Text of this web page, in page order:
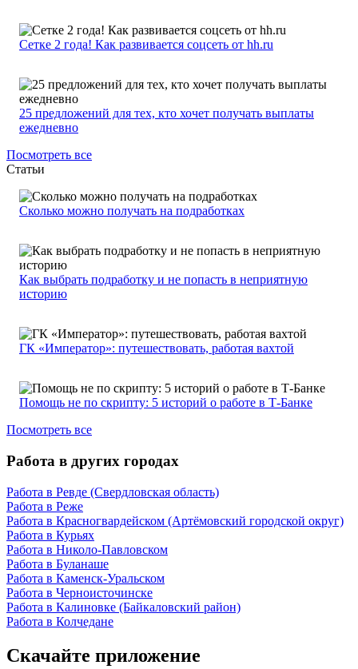
Сетке 2 года! Как развивается соцсеть от hh.ru
25 предложений для тех, кто хочет получать выплаты
ежедневно
Посмотреть все
Статьи
Сколько можно получать на подработках
Как выбрать подработку и не попасть в неприятную
историю
ГК «Император»: путешествовать, работая вахтой
Помощь не по скрипту: 5 историй о работе в Т-Банке
Посмотреть все
Работа в других городах
Работа в Ревде (Свердловская область)
Работа в Реже
Работа в Красногвардейском (Артёмовский городской округ)
Работа в Курьях
Работа в Николо-Павловском
Работа в Буланаше
Работа в Каменск-Уральском
Работа в Черноисточинске
Работа в Калиновке (Байкаловский район)
Работа в Колчедане
Скачайте приложение